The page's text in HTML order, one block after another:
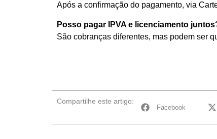
Após a confirmação do pagamento, via
Posso pagar IPVA e licenciamento
São cobranças diferentes, mas podem ser
Compartilhe este artigo:
Facebook